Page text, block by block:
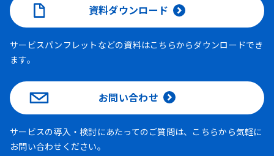
資料ダウンロード
サービスパンフレットなどの資料はこちらからダウンロードでき
ます。
お問い合わせ
サービスの導入・検討にあたってのご質問は、こちらから気軽に
お問い合わせください。